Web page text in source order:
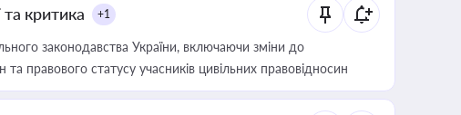
критика +1
законодавства України, включаючи зміни до
правового статусу учасників цивільних правовідносин